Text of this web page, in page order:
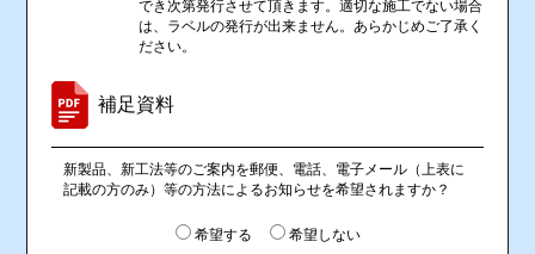
でき次第発行させて頂きます。適切な施工でない場合
は、ラベルの発行が出来ません。あらかじめご了承く
ださい。
補足資料
新製品、新工法等のご案内を郵便、電話、電子メール（上表に
記載の方のみ）等の方法によるお知らせを希望されますか？
希望する 希望しない